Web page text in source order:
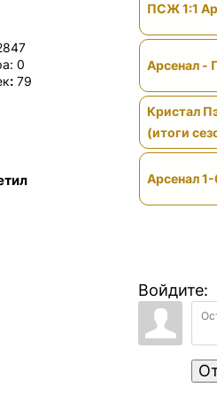
0
:79
ПСЖ 1:1
Арсенал -
Кристал
(итоги
Арсенал
Войдите: